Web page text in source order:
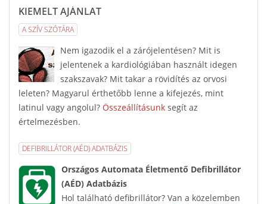
KIEMELT AJÁNLAT
A SZÍV SZÓTÁRA
Nem igazodik el a zárójelentésen? Mit is
jelentenek a kardiológiában használt idegen
szakszavak? Mit takar a rövidítés az orvosi
leleten? Magyarul érthetőbb lenne a kifejezés, mint
latinul vagy angolul? Összeállításunk segít az
értelmezésben.
DEFIBRILLÁTOR (AÉD) ADATBÁZIS
Országos Automata Életmentő Defibrillátor
(AÉD) Adatbázis
Hol található defibrillátor? Van a közelemben